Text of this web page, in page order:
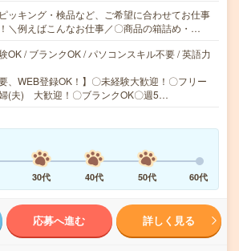
ッキング・検品など、ご希望に合わせてお仕事
＼例えばこんなお仕事／〇商品の箱詰め・…
OK / ブランクOK / パソコンスキル不要 / 英語力
要、WEB登録OK！】〇未経験大歓迎！〇フリー
(夫) 大歓迎！〇ブランクOK〇週5…
30代 40代 50代 60代
応募へ進む 詳しく見る